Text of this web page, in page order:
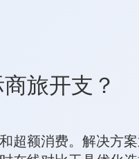
旅开支？
超额消费。解决方